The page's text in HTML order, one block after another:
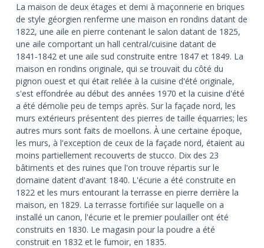
La maison de deux étages et demi à maçonnerie en briques
de style géorgien renferme une maison en rondins datant de
1822, une aile en pierre contenant le salon datant de 1825,
une aile comportant un hall central/cuisine datant de
1841‑1842 et une aile sud construite entre 1847 et 1849. La
maison en rondins originale, qui se trouvait du côté du
pignon ouest et qui était reliée à la cuisine d'été originale,
s'est effondrée au début des années 1970 et la cuisine d'été
a été démolie peu de temps après. Sur la façade nord, les
murs extérieurs présentent des pierres de taille équarries; les
autres murs sont faits de moellons. À une certaine époque,
les murs, à l'exception de ceux de la façade nord, étaient au
moins partiellement recouverts de stucco. Dix des 23
bâtiments et des ruines que l'on trouve répartis sur le
domaine datent d'avant 1840. L'écurie a été construite en
1822 et les murs entourant la terrasse en pierre derrière la
maison, en 1829. La terrasse fortifiée sur laquelle on a
installé un canon, l'écurie et le premier poulailler ont été
construits en 1830. Le magasin pour la poudre a été
construit en 1832 et le fumoir, en 1835.